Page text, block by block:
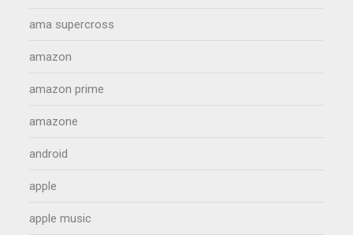
ama supercross
amazon
amazon prime
amazone
android
apple
apple music